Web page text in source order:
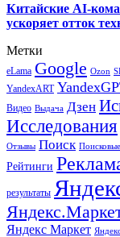
Китайские AI-
ускоряет отток
Метки
eLama Google Ozon
YandexART
Видео Выдача Дзен
Исследования
Отзывы Поиск
Рейтинги
результаты
Яндекс Маркет